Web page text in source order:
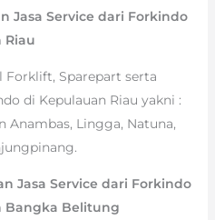
Jasa Service dari Forkindo
Riau
Forklift, Sparepart serta
di Kepulauan Riau yakni :
Anambas, Lingga, Natuna,
Jasa Service dari Forkindo
Bangka Belitung